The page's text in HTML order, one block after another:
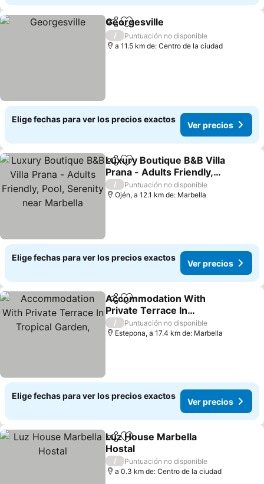
CompartirAgregar a favoritos
Georgesville
/
Puntuación no disponible
a 11.5 km de: Centro de la ciudad
Elige fechas para ver los precios exactos
Ver precios
CompartirAgregar a favoritos
Luxury Boutique B&B Villa
Prana - Adults Friendly,
Pool, Serenity near
Marbella
/
Puntuación no disponible
Ojén, a 12.1 km de: Marbella
Elige fechas para ver los precios exactos
Ver precios
CompartirAgregar a favoritos
Accommodation With
Private Terrace In
Tropical Garden,
/
Puntuación no disponible
Estepona, a 17.4 km de: Marbella
Elige fechas para ver los precios exactos
Ver precios
CompartirAgregar a favoritos
Luz House Marbella
Hostal
/
Puntuación no disponible
a 0.3 km de: Centro de la ciudad